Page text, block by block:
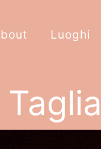
Luoghi